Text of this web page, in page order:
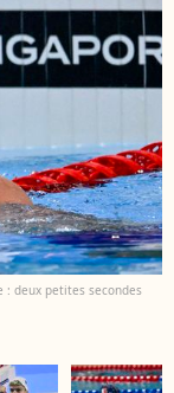
: deux petites secondes